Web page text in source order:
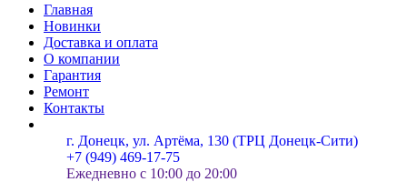
Главная
Новинки
Доставка и оплата
О компании
Гарантия
Ремонт
Контакты
г. Донецк, ул. Артёма, 130 (ТРЦ Донецк-Сити)
+7 (949) 469-17-75
Ежедневно с 10:00 до 20:00